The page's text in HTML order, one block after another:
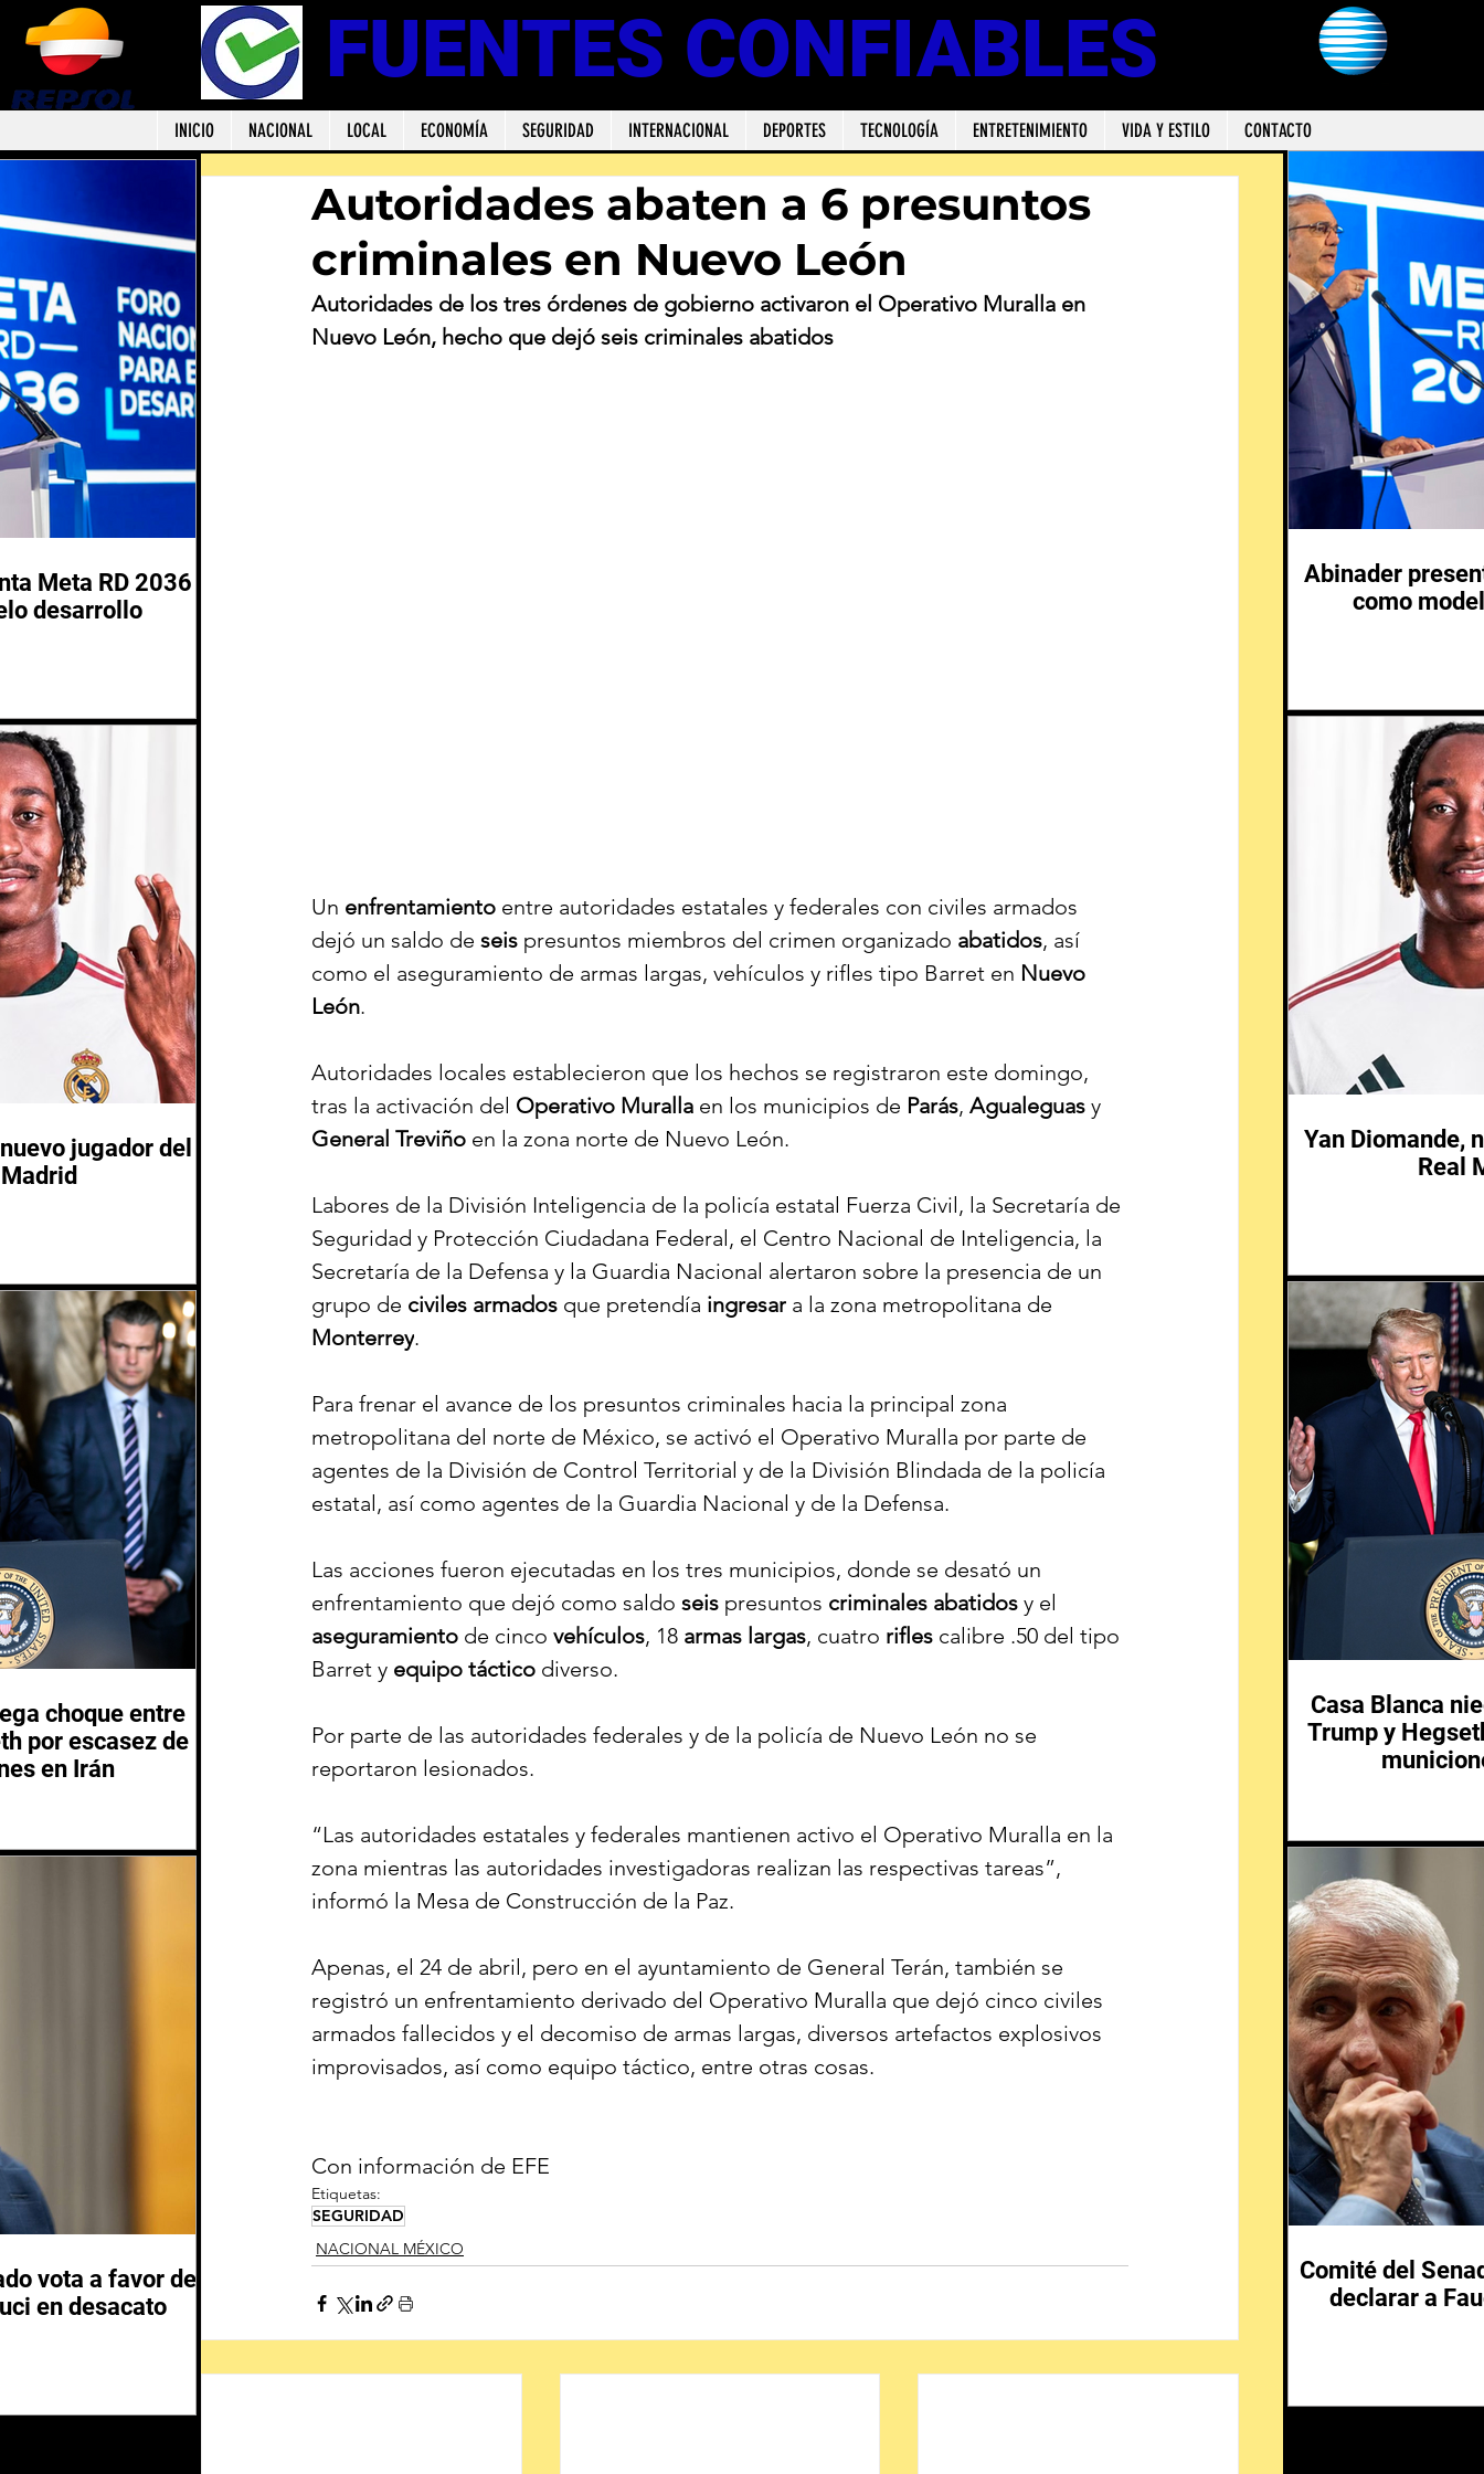
FUENTES CONFIABLES
INICIO NACIONAL LOCAL ECONOMÍA SEGURIDAD INTERNACIONAL DEPORTES TECNOLOGÍA ENTRETENIMIENTO VIDA Y ESTILO CONTACTO
Autoridades abaten a 6 presuntos
criminales en Nuevo León
Autoridades de los tres órdenes de gobierno activaron el Operativo Muralla en
Nuevo León, hecho que dejó seis criminales abatidos
Un enfrentamiento entre autoridades estatales y federales con civiles armados
dejó un saldo de seis presuntos miembros del crimen organizado abatidos, así
como el aseguramiento de armas largas, vehículos y rifles tipo Barret en Nuevo
León.
Autoridades locales establecieron que los hechos se registraron este domingo,
tras la activación del Operativo Muralla en los municipios de Parás, Agualeguas y
General Treviño en la zona norte de Nuevo León.
Labores de la División Inteligencia de la policía estatal Fuerza Civil, la Secretaría de
Seguridad y Protección Ciudadana Federal, el Centro Nacional de Inteligencia, la
Secretaría de la Defensa y la Guardia Nacional alertaron sobre la presencia de un
grupo de civiles armados que pretendía ingresar a la zona metropolitana de
Monterrey.
Para frenar el avance de los presuntos criminales hacia la principal zona
metropolitana del norte de México, se activó el Operativo Muralla por parte de
agentes de la División de Control Territorial y de la División Blindada de la policía
estatal, así como agentes de la Guardia Nacional y de la Defensa.
Las acciones fueron ejecutadas en los tres municipios, donde se desató un
enfrentamiento que dejó como saldo seis presuntos criminales abatidos y el
aseguramiento de cinco vehículos, 18 armas largas, cuatro rifles calibre .50 del tipo
Barret y equipo táctico diverso.
Por parte de las autoridades federales y de la policía de Nuevo León no se
reportaron lesionados.
“Las autoridades estatales y federales mantienen activo el Operativo Muralla en la
zona mientras las autoridades investigadoras realizan las respectivas tareas”,
informó la Mesa de Construcción de la Paz.
Apenas, el 24 de abril, pero en el ayuntamiento de General Terán, también se
registró un enfrentamiento derivado del Operativo Muralla que dejó cinco civiles
armados fallecidos y el decomiso de armas largas, diversos artefactos explosivos
improvisados, así como equipo táctico, entre otras cosas.
Con información de EFE
Etiquetas:
SEGURIDAD
NACIONAL MÉXICO
Meta RD 2036
desarrollo
jugador del
choque entre
por escasez de
en Irán
vota a favor de
en desacato
Abinader
como
Yan Diomande,
Real
Casa Blanca
Trump y
Comité del
declarar a